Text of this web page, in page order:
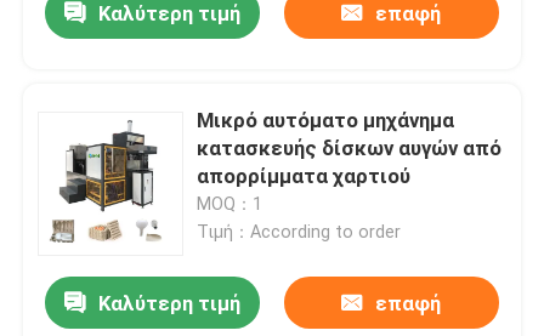
Καλύτερη τιμή επαφή
Μικρό αυτόματο μηχάνημα
κατασκευής δίσκων αυγών από
απορρίμματα χαρτιού
MOQ：1
Τιμή：According to order
Καλύτερη τιμή επαφή